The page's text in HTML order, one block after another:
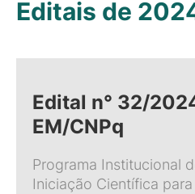
Editais de
Edital n° 32/
EM/CNPq
Programa Institucional
Iniciação Científica